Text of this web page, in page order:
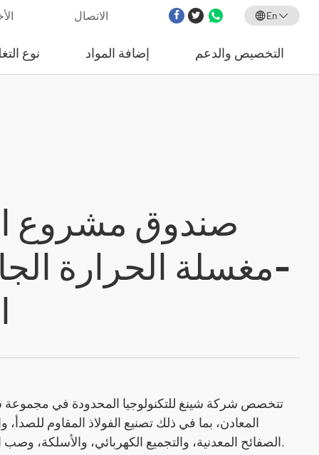
الاتصال En
نوع إضافة المواد التخصيص والدعم
صندوق مشروع
-مغسلة الحرارة
تتخصص شركة شينغ للتكنولوجيا المحدودة في
المعادن، بما في ذلك تصنيع الفولاذ المقاوم للصدأ،
الصفائح المعدنية، والتجميع الكهربائي، والأسلكة، وصب القالب، وقوالب الحقن.